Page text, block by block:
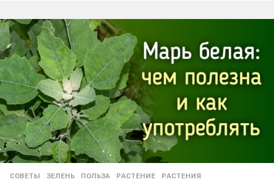
СОВЕТЫ ЗЕЛЕНЬ ,ПОЛЬЗА ,РАСТЕНИЕ ,РАСТЕНИЯ